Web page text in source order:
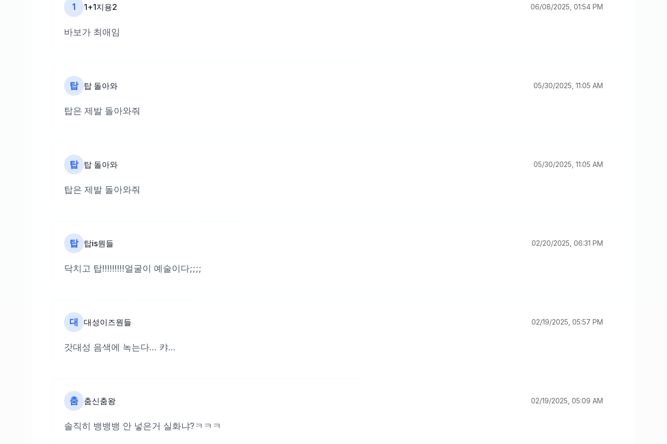
1 1+1지용2 06/08/2025, 01:54 PM
바보가 최애임
탑 탑 돌아와 05/30/2025, 11:05 AM
탑은 제발 돌아와줘
탑 탑 돌아와 05/30/2025, 11:05 AM
탑은 제발 돌아와줘
탑 탑is뭔들 02/20/2025, 06:31 PM
닥치고 탑!!!!!!!!!얼굴이 예술이다;;;;
대 대성이즈뭔들 02/19/2025, 05:57 PM
갓대성 음색에 녹는다... 캬...
춤 춤신춤왕 02/19/2025, 05:09 AM
솔직히 뱅뱅뱅 안 넣은거 실화냐?ㅋㅋㅋ